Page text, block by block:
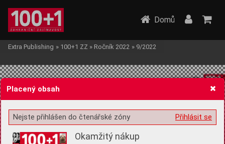
Žádost o souhlas s ukládáním volitelných informací
Domů
Extra Publishing » 100+1 ZZ » Ročník 2022 » 9/2022
Placený obsah
Přihlásit se
Nejste přihlášen do čtenářské zóny
Okamžitý nákup